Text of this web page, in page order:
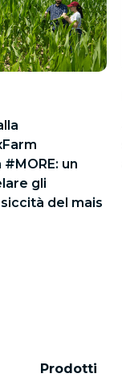
un
gli
del mais
Prodotti